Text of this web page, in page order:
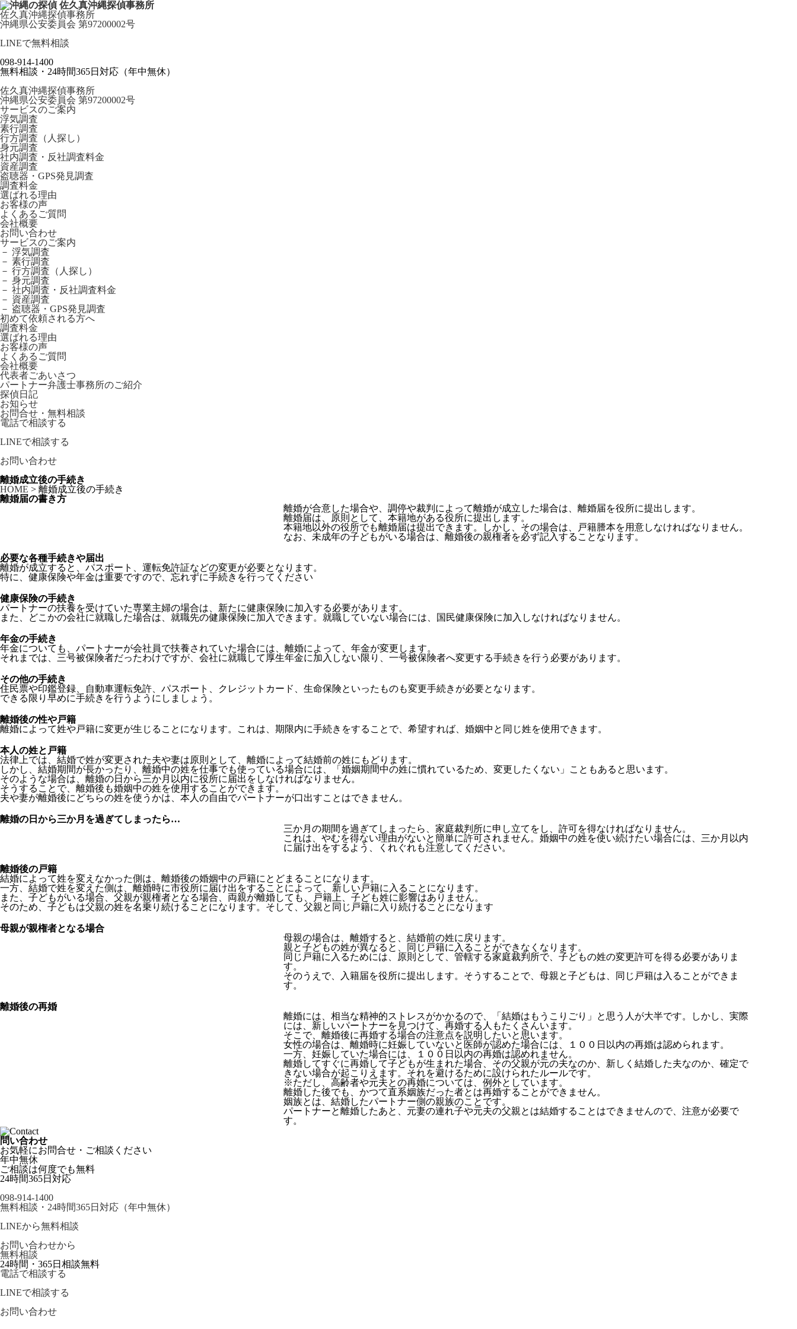
佐久真沖縄探偵事務所
沖縄県公安委員会 第97200002号
LINEで無料相談
098-914-1400
無料相談・24時間365日対応（年中無休）
佐久真沖縄探偵事務所
沖縄県公安委員会 第97200002号
サービスのご案内
浮気調査
素行調査
行方調査（人探し）
身元調査
社内調査・反社調査料金
資産調査
盗聴器・GPS発見調査
調査料金
選ばれる理由
お客様の声
よくあるご質問
会社概要
お問い合わせ
サービスのご案内
－ 浮気調査
－ 素行調査
－ 行方調査（人探し）
－ 身元調査
－ 社内調査・反社調査料金
－ 資産調査
－ 盗聴器・GPS発見調査
初めて依頼される方へ
調査料金
選ばれる理由
お客様の声
よくあるご質問
会社概要
代表者ごあいさつ
パートナー弁護士事務所のご紹介
探偵日記
お知らせ
お問合せ・無料相談
電話で相談する
LINEで相談する
お問い合わせ
離婚成立後の手続き
HOME > 離婚成立後の手続き
離婚届の書き方
離婚が合意した場合や、調停や裁判によって離婚が成立した場合は、離婚届を役所に提出します。
離婚届は、原則として、本籍地がある役所に提出します。
本籍地以外の役所でも離婚届は提出できます。しかし、その場合は、戸籍謄本を用意しなければなりません。
なお、未成年の子どもがいる場合は、離婚後の親権者を必ず記入することなります。
必要な各種手続きや届出
離婚が成立すると、パスポート、運転免許証などの変更が必要となります。
特に、健康保険や年金は重要ですので、忘れずに手続きを行ってください
健康保険の手続き
パートナーの扶養を受けていた専業主婦の場合は、新たに健康保険に加入する必要があります。
また、どこかの会社に就職した場合は、就職先の健康保険に加入できます。就職していない場合には、国民健康保険に加入しなければなりません。
年金の手続き
年金についても、パートナーが会社員で扶養されていた場合には、離婚によって、年金が変更します。
それまでは、三号被保険者だったわけですが、会社に就職して厚生年金に加入しない限り、一号被保険者へ変更する手続きを行う必要があります。
その他の手続き
住民票や印鑑登録、自動車運転免許、パスポート、クレジットカード、生命保険といったものも変更手続きが必要となります。
できる限り早めに手続きを行うようにしましょう。
離婚後の性や戸籍
離婚によって姓や戸籍に変更が生じることになります。これは、期限内に手続きをすることで、希望すれば、婚姻中と同じ姓を使用できます。
本人の姓と戸籍
法律上では、結婚で姓が変更された夫や妻は原則として、離婚によって結婚前の姓にもどります。
しかし、結婚期間が長かったり、離婚中の姓を仕事でも使っている場合には、「婚姻期間中の姓に慣れているため、変更したくない」こともあると思います。
そのような場合は、離婚の日から三か月以内に役所に届出をしなければなりません。
そうすることで、離婚後も婚姻中の姓を使用することができます。
夫や妻が離婚後にどちらの姓を使うかは、本人の自由でパートナーが口出すことはできません。
離婚の日から三か月を過ぎてしまったら…
三か月の期間を過ぎてしまったら、家庭裁判所に申し立てをし、許可を得なければなりません。
これは、やむを得ない理由がないと簡単に許可されません。婚姻中の姓を使い続けたい場合には、三か月以内
に届け出をするよう、くれぐれも注意してください。
離婚後の戸籍
結婚によって姓を変えなかった側は、離婚後の婚姻中の戸籍にとどまることになります。
一方、結婚で姓を変えた側は、離婚時に市役所に届け出をすることによって、新しい戸籍に入ることになります。
また、子どもがいる場合、父親が親権者となる場合、両親が離婚しても、戸籍上、子ども姓に影響はありません。
そのため、子どもは父親の姓を名乗り続けることになります。そして、父親と同じ戸籍に入り続けることになります
母親が親権者となる場合
母親の場合は、離婚すると、結婚前の姓に戻ります。
親と子どもの姓が異なると、同じ戸籍に入ることができなくなります。
同じ戸籍に入るためには、原則として、管轄する家庭裁判所で、子どもの姓の変更許可を得る必要がありま
す。
そのうえで、入籍届を役所に提出します。そうすることで、母親と子どもは、同じ戸籍は入ることができま
す。
離婚後の再婚
離婚には、相当な精神的ストレスがかかるので、「結婚はもうこりごり」と思う人が大半です。しかし、実際
には、新しいパートナーを見つけて、再婚する人もたくさんいます。
そこで、離婚後に再婚する場合の注意点を説明したいと思います。
女性の場合は、離婚時に妊娠していないと医師が認めた場合には、１００日以内の再婚は認められます。
一方、妊娠していた場合には、１００日以内の再婚は認めれません。
離婚してすぐに再婚して子どもが生まれた場合、その父親が元の夫なのか、新しく結婚した夫なのか、確定で
きない場合が起こりえます。それを避けるために設けられたルールです。
※ただし、高齢者や元夫との再婚については、例外としています。
離婚した後でも、かつて直系姻族だった者とは再婚することができません。
姻族とは、結婚したパートナー側の親族のことです。
パートナーと離婚したあと、元妻の連れ子や元夫の父親とは結婚することはできませんので、注意が必要で
す。
問い合わせ
お気軽にお問合せ・ご相談ください
年中無休
ご相談は何度でも無料
24時間365日対応
098-914-1400
無料相談・24時間365日対応（年中無休）
LINEから無料相談
お問い合わせから
無料相談
24時間・365日相談無料
電話で相談する
LINEで相談する
お問い合わせ